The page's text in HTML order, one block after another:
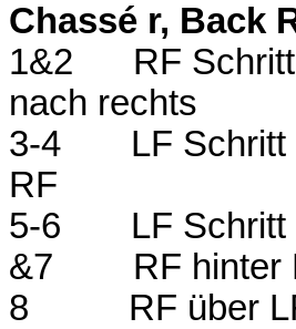
Chassé r, Back
1&2
RF
nach rechts
3-4
LF
RF
5-6
LF
&7
RF hinter
8
RF über